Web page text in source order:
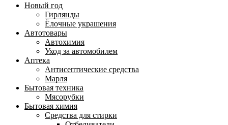
Новый год
Гирлянды
Ёлочные украшения
Автотовары
Автохимия
Уход за автомобилем
Аптека
Антисептические средства
Марля
Бытовая техника
Мясорубки
Бытовая химия
Средства для стирки